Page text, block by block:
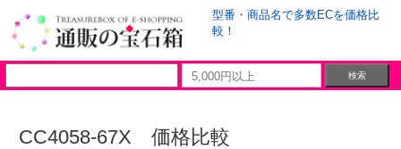
型番・商品名で多数ECを価格比
較！
CC4058-67X 価格比較